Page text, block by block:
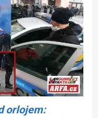
orlojem: